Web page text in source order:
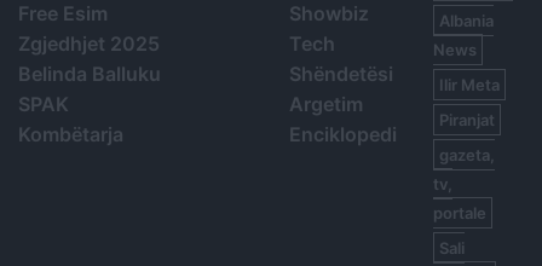
Free Esim
Zgjedhjet 2025
Belinda Balluku
SPAK
Kombëtarja
Showbiz
Tech
Shëndetësi
Argetim
Enciklopedi
Albania
News
Ilir Meta
Piranjat
gazeta,
tv,
portale
Sali